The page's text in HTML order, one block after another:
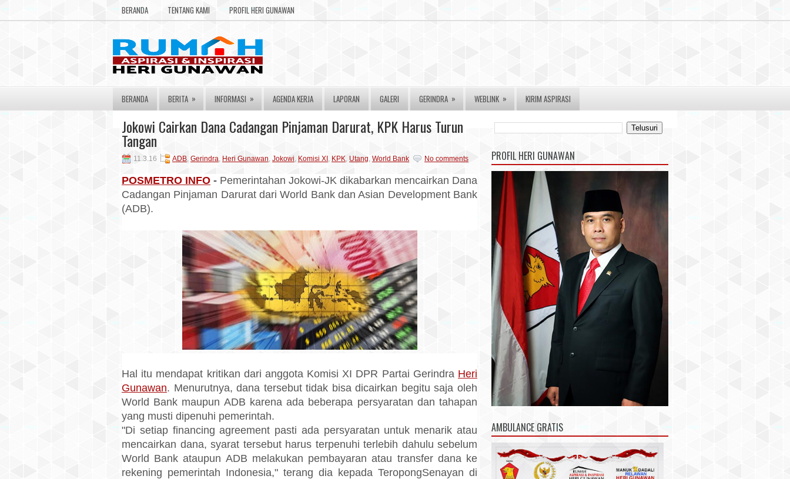
BERANDA TENTANG KAMI PROFIL HERI GUNAWAN
BERANDA BERITA » INFORMASI » AGENDA KERJA LAPORAN GALERI GERINDRA » WEBLINK » KIRIM ASPIRASI
Jokowi Cairkan Dana Cadangan Pinjaman Darurat, KPK Harus Turun
Tangan
11.3.16 ADB, Gerindra, Heri Gunawan, Jokowi, Komisi XI , KPK, Utang, World Bank No comments
POSMETRO INFO - Pemerintahan Jokowi-JK dikabarkan mencairkan Dana
Cadangan Pinjaman Darurat dari World Bank dan Asian Development Bank
(ADB).
Hal itu mendapat kritikan dari anggota Komisi XI DPR Partai Gerindra Heri
Gunawan. Menurutnya, dana tersebut tidak bisa dicairkan begitu saja oleh
World Bank maupun ADB karena ada beberapa persyaratan dan tahapan
yang musti dipenuhi pemerintah.
"Di setiap financing agreement pasti ada persyaratan untuk menarik atau
mencairkan dana, syarat tersebut harus terpenuhi terlebih dahulu sebelum
World Bank ataupun ADB melakukan pembayaran atau transfer dana ke
rekening pemerintah Indonesia," terang dia kepada TeropongSenayan di
PROFIL HERI GUNAWAN
AMBULANCE GRATIS